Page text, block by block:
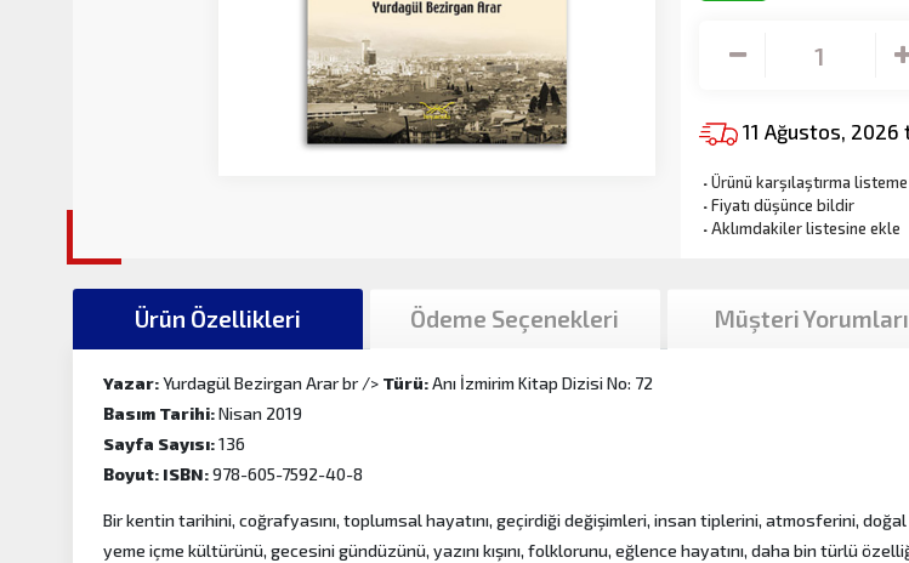
11 Ağustos,
·Ürünü karşılaştırma
·Fiyatı düşünce bildir
·Aklımdakiler listesine ekle
Ürün Özellikleri Ödeme Seçenekleri Müşteri Yorumları
Yazar:Yurdagül Bezirgan Arar br /> Türü:Anı İzmirim Kitap Dizisi No: 72
Basım Tarihi:Nisan 2019
Sayfa Sayısı:136
Boyut: ISBN:978-605-7592-40-8
Bir kentin tarihini, coğrafyasını, toplumsal hayatını, geçirdiği değişimleri, insan tiplerini, atmosferini,
yeme içme kültürünü, gecesini gündüzünü, yazını kışını, folklorunu, eğlence hayatını, daha bin türlü